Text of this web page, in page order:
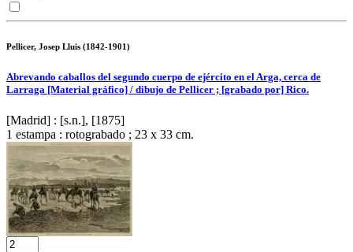
Pellicer, Josep Lluis (1842-1901)
Abrevando caballos del segundo cuerpo de ejército en el Arga, cerca de
Larraga [Material gráfico] / dibujo de Pellicer ; [grabado por] Rico.
[Madrid] : [s.n.], [1875]
1 estampa : rotograbado ; 23 x 33 cm.